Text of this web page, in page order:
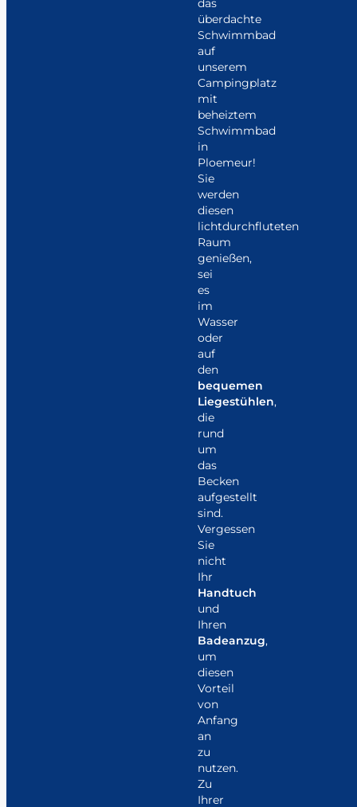
das
überdachte
Schwimmbad
auf
unserem
Campingplatz
mit
beheiztem
Schwimmbad
in
Ploemeur!
Sie
werden
diesen
lichtdurchfluteten
Raum
genießen,
sei
es
im
Wasser
oder
auf
den
bequemen
Liegestühlen,
die
rund
um
das
Becken
aufgestellt
sind.
Vergessen
Sie
nicht
Ihr
Handtuch
und
Ihren
Badeanzug,
um
diesen
Vorteil
von
Anfang
an
zu
nutzen.
Zu
Ihrer